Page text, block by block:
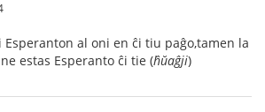
Esperanton al oni en ĉi tiu paĝo,tamen la
estas Esperanto ĉi tie (ĥŭaĝji)